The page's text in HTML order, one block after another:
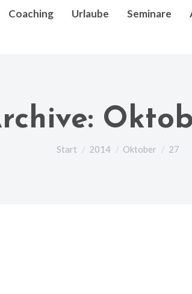
Coaching Urlaube Seminare
Sie befinden sich hier:
Start 2014 Oktober 27